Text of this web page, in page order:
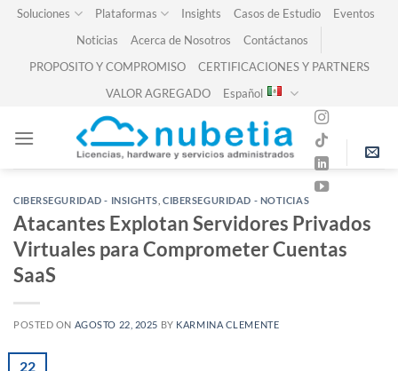
SkipSoluciones Plataformas Insights Casos de Estudio
Eventos
Noticias
Acerca de Nosotros
Contáctanos
PROPOSITO Y COMPROMISO
CERTIFICACIONES Y PARTNERS
VALOR AGREGADO
Español
CIBERSEGURIDAD - INSIGHTS ,CIBERSEGURIDAD - NOTICIAS
Atacantes Explotan Servidores Privados
Virtuales para Comprometer Cuentas
SaaS
POSTED ON AGOSTO 22, 2025 BY KARMINA CLEMENTE
22